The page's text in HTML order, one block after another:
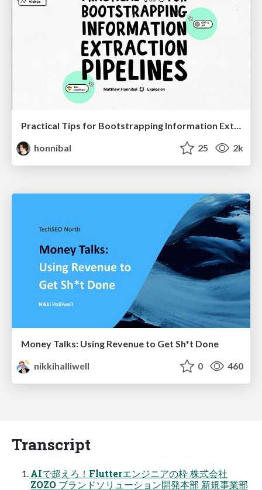
Practical Tips for Bootstrapping Information Extraction Pipelines
honnibal
25 2k
Money Talks: Using Revenue to Get Sh*t Done
nikkihalliwell
0 460
Transcript
AIで超えろ！Flutterエンジニアの枠 株式会社
ZOZO ブランドソリューション開発本部 新規事業部